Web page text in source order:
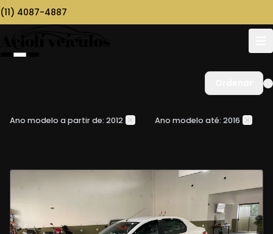
(11) 4087-4887
Ano modelo a partir de: 2012 Ano modelo até: 2016